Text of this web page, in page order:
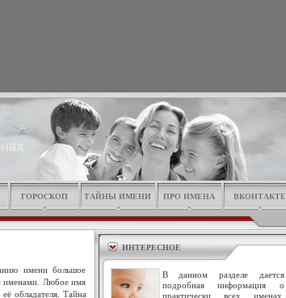
ГОРОСКОП ТАЙНЫ ИМЕНИ ПРО ИМЕНА ВКОНТАКТЕ
имени большое
именами. Любое имя
её обладателя. Тайна
ИНТЕРЕСНОЕ
В данном разделе дается
подробная информация о
практически всех именах,